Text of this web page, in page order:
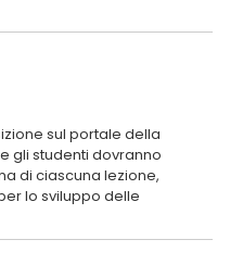
sul portale della
gli studenti dovranno
di ciascuna lezione,
lo sviluppo delle